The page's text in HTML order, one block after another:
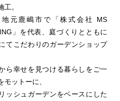
工。
元鹿嶋市で「株式会社 MS
」を代表、庭づくりとともに
てこだわりのガーデンショップ
から幸せを見つける暮らしをご一
モットーに、
ッシュガーデンをベースにした